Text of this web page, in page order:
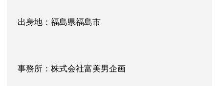
出身地：福島県福島市
事務所：株式会社富美男企画